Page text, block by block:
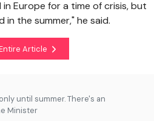
Europe for a time of crisis, but
the summer," he said.
Article
until summer. There's an
Minister